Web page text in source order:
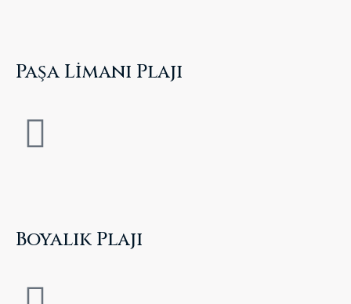
Paşa Limanı Plajı
Boyalık Plajı